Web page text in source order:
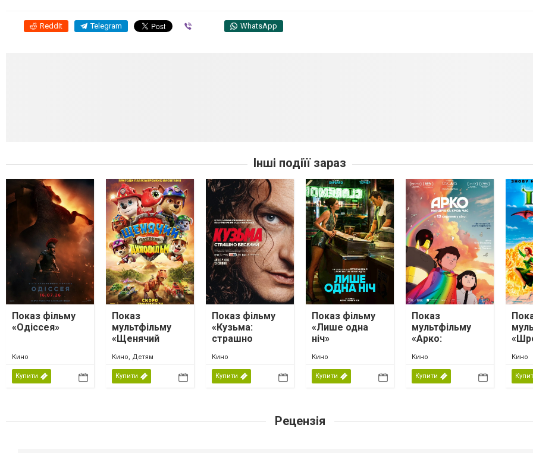
Reddit Telegram WhatsApp
Інші подіїї зараз
Показ фільму
«Одіссея»
Кино
Купити
Показ
мультфільму
«Щенячий
Динофільм»
Кино, Детям
Купити
Показ фільму
«Кузьма:
страшно
Кино
Купити
Показ фільму
«Лише одна
ніч»
Кино
Купити
Показ
мультфільму
«Арко:
час»
Кино
Купити
Кино
Рецензія